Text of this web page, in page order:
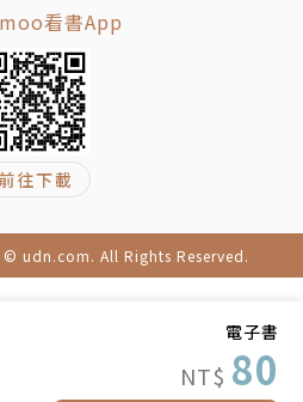
電子書
NT$ 80
看書App
前往下載
© udn.com. All Rights Reserved.